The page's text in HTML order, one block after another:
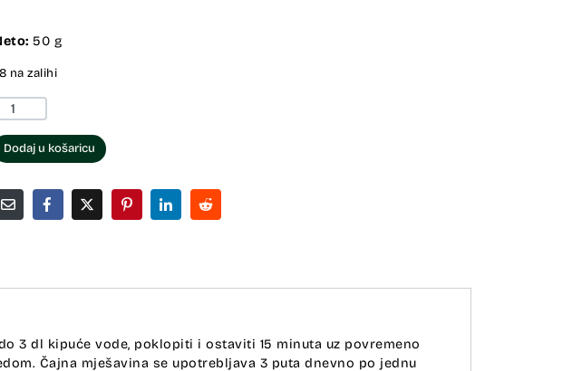
50 g
na zalihi
Dodaj u košaricu
3 dl kipuće vode, poklopiti i ostaviti 15 minuta uz povremeno
Čajna mješavina se upotrebljava 3 puta dnevno po jednu